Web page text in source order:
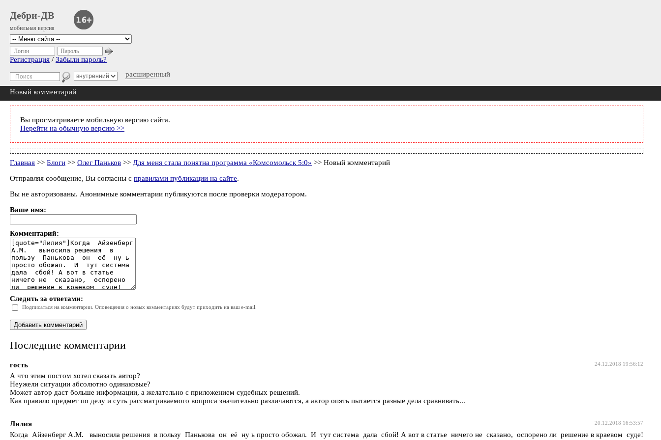
Дебри-ДВ
мобильная версия
расширенный
Логин Пароль
Регистрация / Забыли пароль?
Новый комментарий
Вы просматриваете мобильную версию сайта.
Перейти на обычную версию >>
Главная >> Блоги >> Олег Паньков >> Для меня стала понятна программа «Комсомольск 5:0» >> Новый комментарий
Отправляя сообщение, Вы согласны с правилами публикации на сайте.
Вы не авторизованы. Анонимные комментарии публикуются после проверки модератором.
Ваше имя:
Комментарий:
Следить за ответами:
Подписаться на комментарии. Оповещения о новых комментариях будут приходить на ваш e-mail.
Последние комментарии
24.12.2018 19:56:12
гость
А что этим постом хотел сказать автор?
Неужели ситуации абсолютно одинаковые?
Может автор даст больше информации, а желательно с приложением судебных решений.
Как правило предмет по делу и суть рассматриваемого вопроса значительно различаются, а автор опять пытается разные дела сравнивать...
20.12.2018 16:53:57
Лилия
Когда Айзенберг А.М. выносила решения в пользу Панькова он её ну ь просто обожал. И тут система дала сбой! А вот в статье ничего не сказано, оспорено ли решение в краевом суде!